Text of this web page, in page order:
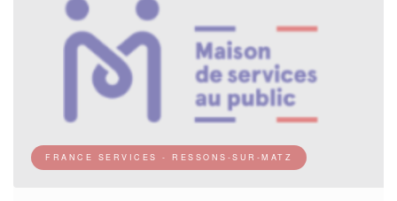
FRANCE SERVICES - RESSONS-SUR-MATZ